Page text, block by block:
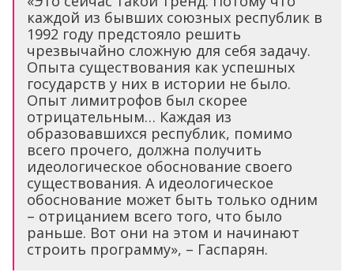
каждой из бывших союзных республик в
1992 году предстояло решить
чрезвычайно сложную для себя задачу.
Опыта существования как успешных
государств у них в истории не было.
Опыт лимитрофов был скорее
отрицательным… Каждая из
образовавшихся республик, помимо
всего прочего, должна получить
идеологическое обоснование своего
существования. А идеологическое
обоснование может быть только одним
– отрицанием всего того, что было
раньше. Вот они на этом и начинают
строить программу», – Гаспарян.